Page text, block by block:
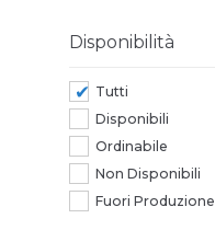
Disponibilità
Tutti
Disponibili
Ordinabile
Non Disponibili
Fuori Produzione